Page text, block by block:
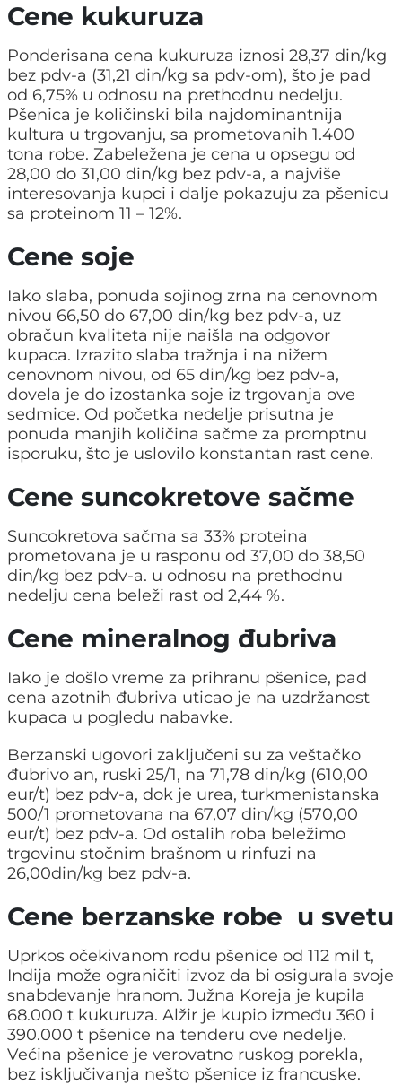
Cene kukuruza
Ponderisana cena kukuruza iznosi 28,37 din/kg
bez pdv-a (31,21 din/kg sa pdv-om), što je pad
od 6,75% u odnosu na prethodnu nedelju.
Pšenica je količinski bila najdominantnija
kultura u trgovanju, sa prometovanih 1.400
tona robe. Zabeležena je cena u opsegu od
28,00 do 31,00 din/kg bez pdv-a, a najviše
interesovanja kupci i dalje pokazuju za pšenicu
sa proteinom 11 – 12%.
Cene soje
Iako slaba, ponuda sojinog zrna na cenovnom
nivou 66,50 do 67,00 din/kg bez pdv-a, uz
obračun kvaliteta nije naišla na odgovor
kupaca. Izrazito slaba tražnja i na nižem
cenovnom nivou, od 65 din/kg bez pdv-a,
dovela je do izostanka soje iz trgovanja ove
sedmice. Od početka nedelje prisutna je
ponuda manjih količina sačme za promptnu
isporuku, što je uslovilo konstantan rast cene.
Cene suncokretove sačme
Suncokretova sačma sa 33% proteina
prometovana je u rasponu od 37,00 do 38,50
din/kg bez pdv-a. u odnosu na prethodnu
nedelju cena beleži rast od 2,44 %.
Cene mineralnog đubriva
Iako je došlo vreme za prihranu pšenice, pad
cena azotnih đubriva uticao je na uzdržanost
kupaca u pogledu nabavke.
Berzanski ugovori zaključeni su za veštačko
đubrivo an, ruski 25/1, na 71,78 din/kg (610,00
eur/t) bez pdv-a, dok je urea, turkmenistanska
500/1 prometovana na 67,07 din/kg (570,00
eur/t) bez pdv-a. Od ostalih roba beležimo
trgovinu stočnim brašnom u rinfuzi na
26,00din/kg bez pdv-a.
Cene berzanske robe u svetu
Uprkos očekivanom rodu pšenice od 112 mil t,
Indija može ograničiti izvoz da bi osigurala svoje
snabdevanje hranom. Južna Koreja je kupila
68.000 t kukuruza. Alžir je kupio između 360 i
390.000 t pšenice na tenderu ove nedelje.
Većina pšenice je verovatno ruskog porekla,
bez isključivanja nešto pšenice iz francuske.